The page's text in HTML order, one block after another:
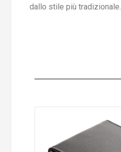
dallo stile più tradizionale.